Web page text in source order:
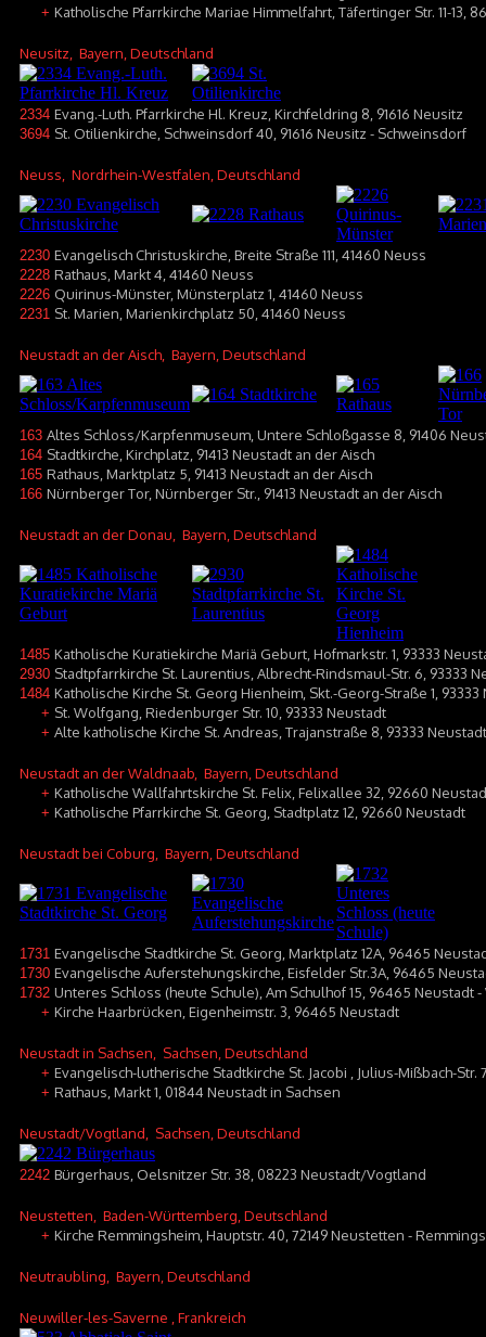
+ Katholische Pfarrkirche Mariae Himmelfahrt, Täfertinger Str. 11-13,
Neusitz , Bayern, Deutschland
2334 Evang.-Luth. Pfarrkirche Hl. Kreuz, Kirchfeldring 8, 91616 Neusitz
3694 St. Otilienkirche, Schweinsdorf 40, 91616 Neusitz - Schweinsdorf
Neuss , Nordrhein-Westfalen, Deutschland
2230 Evangelisch Christuskirche, Breite Straße 111, 41460 Neuss
2228 Rathaus, Markt 4, 41460 Neuss
2226 Quirinus-Münster, Münsterplatz 1, 41460 Neuss
2231 St. Marien, Marienkirchplatz 50, 41460 Neuss
Neustadt an der Aisch , Bayern, Deutschland
163 Altes Schloss/Karpfenmuseum, Untere Schloßgasse 8, 91406
164 Stadtkirche, Kirchplatz, 91413 Neustadt an der Aisch
165 Rathaus, Marktplatz 5, 91413 Neustadt an der Aisch
166 Nürnberger Tor, Nürnberger Str., 91413 Neustadt an der Aisch
Neustadt an der Donau , Bayern, Deutschland
1485 Katholische Kuratiekirche Mariä Geburt, Hofmarkstr. 1, 93333
2930 Stadtpfarrkirche St. Laurentius, Albrecht-Rindsmaul-Str. 6, 93333
1484 Katholische Kirche St. Georg Hienheim, Skt.-Georg-Straße 1,
+ St. Wolfgang, Riedenburger Str. 10, 93333 Neustadt
+ Alte katholische Kirche St. Andreas, Trajanstraße 8, 93333 Neustadt
Neustadt an der Waldnaab , Bayern, Deutschland
+ Katholische Wallfahrtskirche St. Felix, Felixallee 32, 92660
+ Katholische Pfarrkirche St. Georg, Stadtplatz 12, 92660 Neustadt
Neustadt bei Coburg , Bayern, Deutschland
1731 Evangelische Stadtkirche St. Georg, Marktplatz 12A, 96465
1730 Evangelische Auferstehungskirche, Eisfelder Str.3A, 96465
1732 Unteres Schloss (heute Schule), Am Schulhof 15, 96465 Neustadt
+ Kirche Haarbrücken, Eigenheimstr. 3, 96465 Neustadt
Neustadt in Sachsen , Sachsen, Deutschland
+ Evangelisch-lutherische Stadtkirche St. Jacobi , Julius-Mißbach-
+ Rathaus, Markt 1, 01844 Neustadt in Sachsen
Neustadt/Vogtland , Sachsen, Deutschland
2242 Bürgerhaus, Oelsnitzer Str. 38, 08223 Neustadt/Vogtland
Neustetten , Baden-Württemberg, Deutschland
+ Kirche Remmingsheim, Hauptstr. 40, 72149 Neustetten -
Neutraubling , Bayern, Deutschland
Neuwiller-les-Saverne , Frankreich